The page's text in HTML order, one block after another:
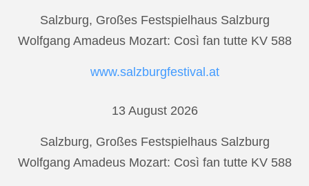
Salzburg, Großes Festspielhaus Salzburg
Wolfgang Amadeus Mozart: Così fan tutte KV 588
www.salzburgfestival.at
13 August 2026
Salzburg, Großes Festspielhaus Salzburg
Wolfgang Amadeus Mozart: Così fan tutte KV 588